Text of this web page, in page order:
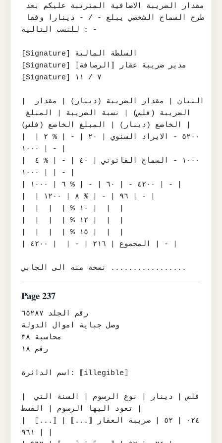
للنسب التالية : -
[Signature] السلطة المالية
[Signature] مدير ضريبة عقار ⟦الرصافة⟧
[Signature] ٧ / ١١
الخاضع (دينار) | المبلغ الخاضع (فلس) |
١٠٠٠ | - |
| ١٠٠٠ | - |
|  |  |  | % ١٠ |  |  |
|  |  |  | % ١٢ |  |  |
|  |  |  | % ١٥ |  |  |
نسخة منه الى الجابي .................
Page 237
رقم الجلد ٦٥٢٨٧
وصل جباية اموال الدولة
محاسبة ٣٨
رقم ١٨
اسم الدائرة: ⟦illegible⟧
تعود اليها الرسوم | القسط |
| ٩٦١ |